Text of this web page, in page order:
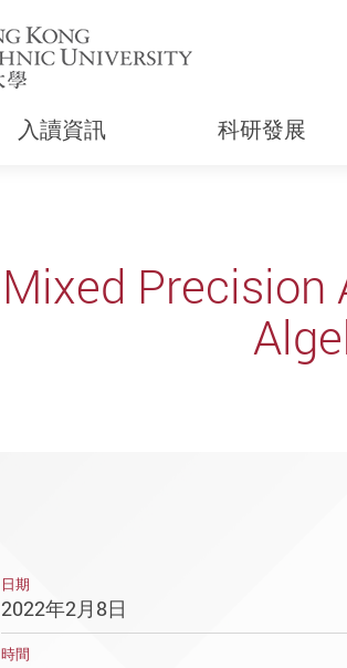
入讀資訊 科研發展
Mixed
日期
2022年2月8日
時間